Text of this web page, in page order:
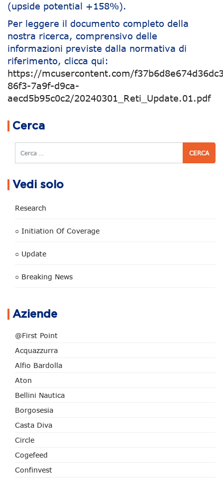
(upside potential +158%).
Per leggere il documento completo della
nostra ricerca, comprensivo delle
informazioni previste dalla normativa di
riferimento, clicca qui:
https://mcusercontent.com/
86f3-7a9f-d9ca-
aecd5b95c0c2/20240301_Reti_Update.01.pdf
Cerca
Cerca
Vedi solo
Research
○ Initiation Of Coverage
○ Update
○ Breaking News
Aziende
@First Point
Acquazzurra
Alfio Bardolla
Aton
Bellini Nautica
Borgosesia
Casta Diva
Circle
Cogefeed
Confinvest